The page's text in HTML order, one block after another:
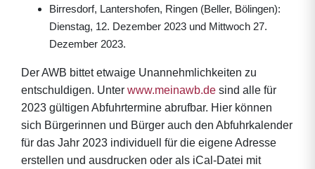
Birresdorf, Lantershofen, Ringen (Beller, Bölingen):
Dienstag, 12. Dezember 2023 und Mittwoch 27.
Dezember 2023.
Der AWB bittet etwaige Unannehmlichkeiten zu
entschuldigen. Unter www.meinawb.de sind alle für
2023 gültigen Abfuhrtermine abrufbar. Hier können
sich Bürgerinnen und Bürger auch den Abfuhrkalender
für das Jahr 2023 individuell für die eigene Adresse
erstellen und ausdrucken oder als iCal-Datei mit